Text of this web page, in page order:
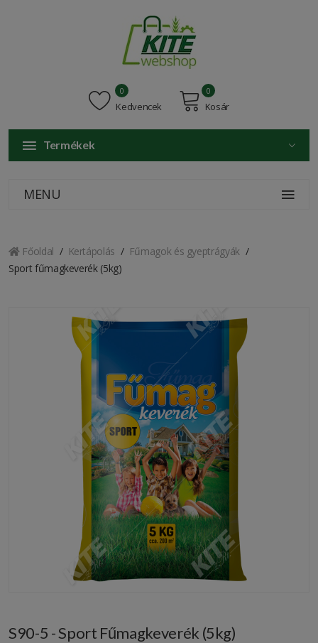
Kedvencek
0
Kosár
0
Termékek
MENU
Főoldal Kertápolás
Fűmagok és gyeptrágyák
Sport fűmagkeverék (5kg)
S90-5 - Sport Fűmagkeverék (5kg)